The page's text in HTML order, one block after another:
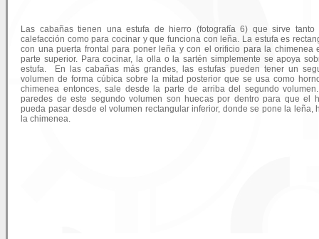
Las cabañas tienen una estufa de hierro (fotografía 6) que sirve tanto
calefacción como para cocinar y que funciona con leña. La estufa es
con una puerta frontal para poner leña y con el orificio para la chimenea
parte superior. Para cocinar, la olla o la sartén simplemente se apoya
estufa. En las cabañas más grandes, las estufas pueden tener un
volumen de forma cúbica sobre la mitad posterior que se usa como
chimenea entonces, sale desde la parte de arriba del segundo
paredes de este segundo volumen son huecas por dentro para que el
pueda pasar desde el volumen rectangular inferior, donde se pone la leña,
la chimenea.